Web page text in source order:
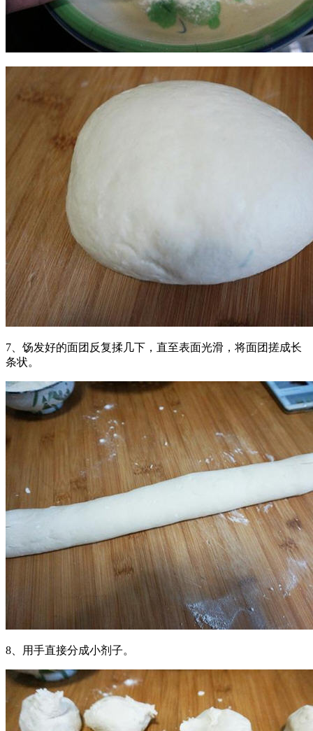
7、饧发好的面团反复揉几下，直至表面光滑，将面团搓成长
条状。
8、用手直接分成小剂子。